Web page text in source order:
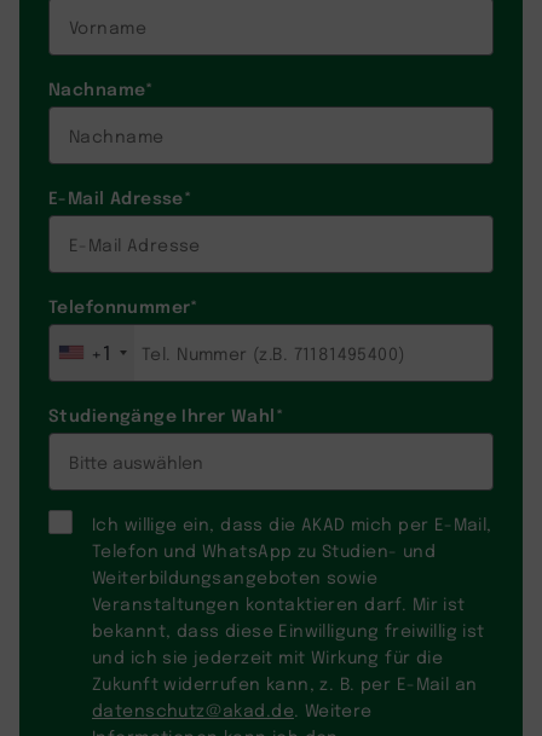
Nachname*
E-Mail Adresse*
Telefonnummer*
+1
Studiengänge Ihrer Wahl*
Ich willige ein, dass die AKAD mich per E-Mail,
Telefon und WhatsApp zu Studien- und
Weiterbildungsangeboten sowie
Veranstaltungen kontaktieren darf. Mir ist
bekannt, dass diese Einwilligung freiwillig ist
und ich sie jederzeit mit Wirkung für die
Zukunft widerrufen kann, z. B. per E-Mail an
datenschutz@akad.de . Weitere